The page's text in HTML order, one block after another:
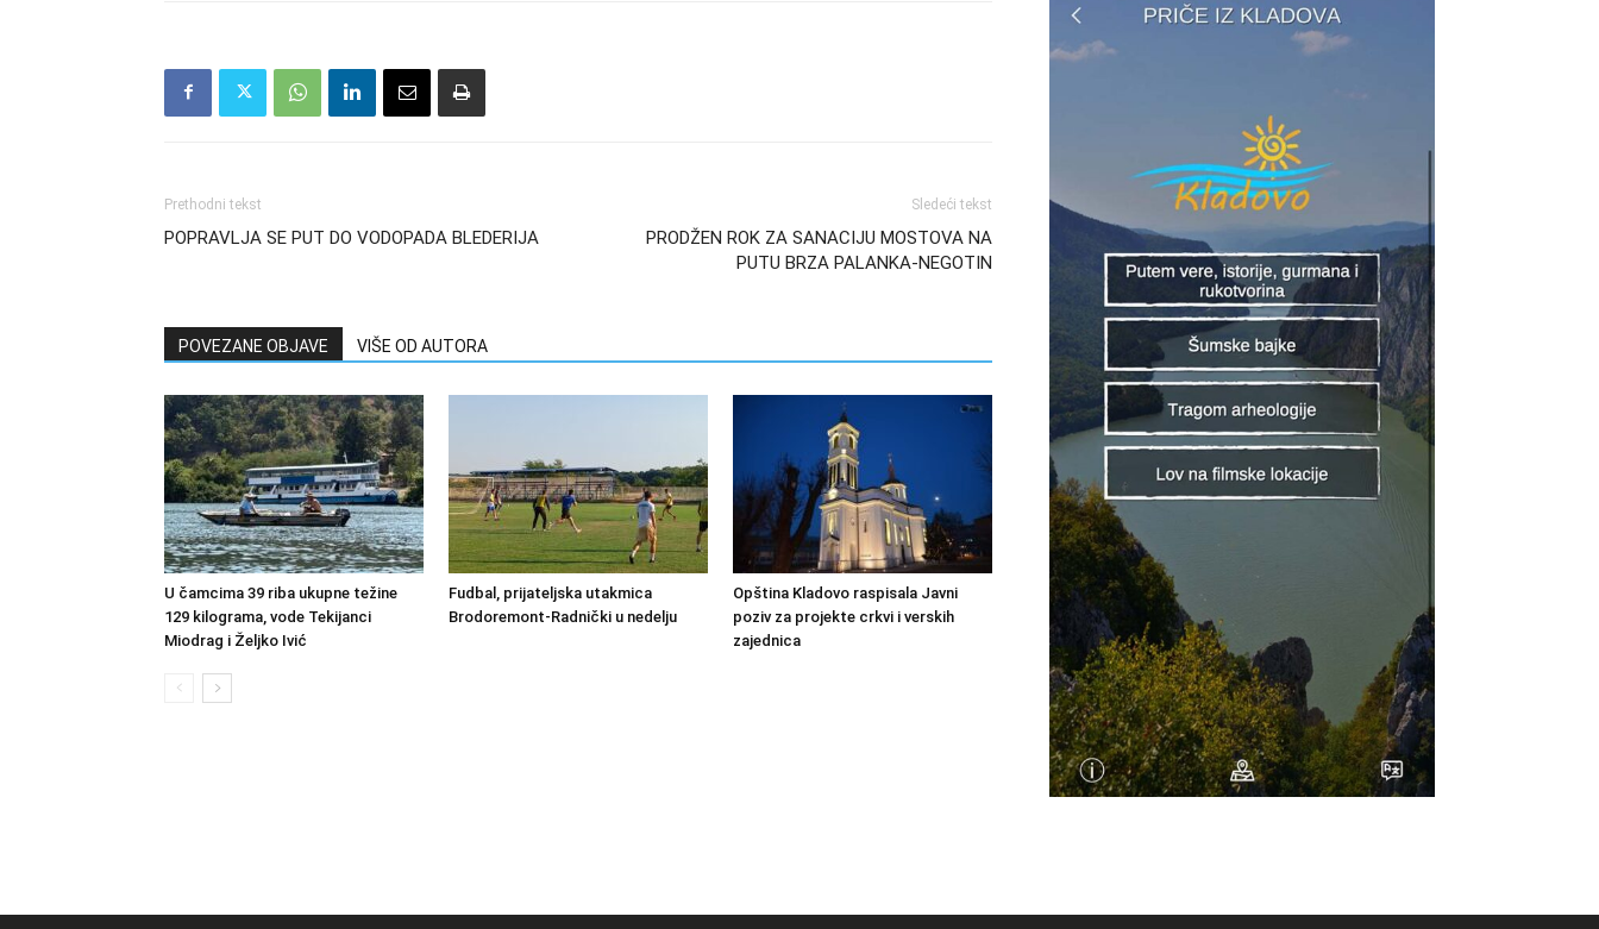
Prethodni tekst
POPRAVLJA SE PUT DO VODOPADA BLEDERIJA
Sledeći tekst
PRODŽEN ROK ZA SANACIJU MOSTOVA NA
PUTU BRZA PALANKA-NEGOTIN
POVEZANE OBJAVE VIŠE OD AUTORA
U čamcima 39 riba ukupne težine
129 kilograma, vode Tekijanci
Miodrag i Željko Ivić
Fudbal, prijateljska utakmica
Brodoremont-Radnički u nedelju
Opština Kladovo raspisala Javni
poziv za projekte crkvi i verskih
zajednica